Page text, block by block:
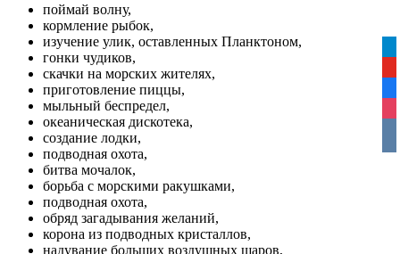
поймай волну,
кормление рыбок,
изучение улик, оставленных Планктоном,
гонки чудиков,
скачки на морских жителях,
приготовление пиццы,
мыльный беспредел,
океаническая дискотека,
создание лодки,
подводная охота,
битва мочалок,
борьба с морскими ракушками,
подводная охота,
обряд загадывания желаний,
корона из подводных кристаллов,
надувание больших воздушных шаров,